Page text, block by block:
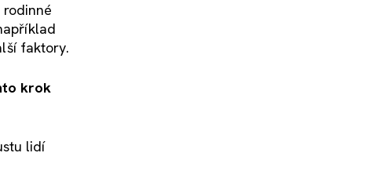
faktory.
krok
lidí